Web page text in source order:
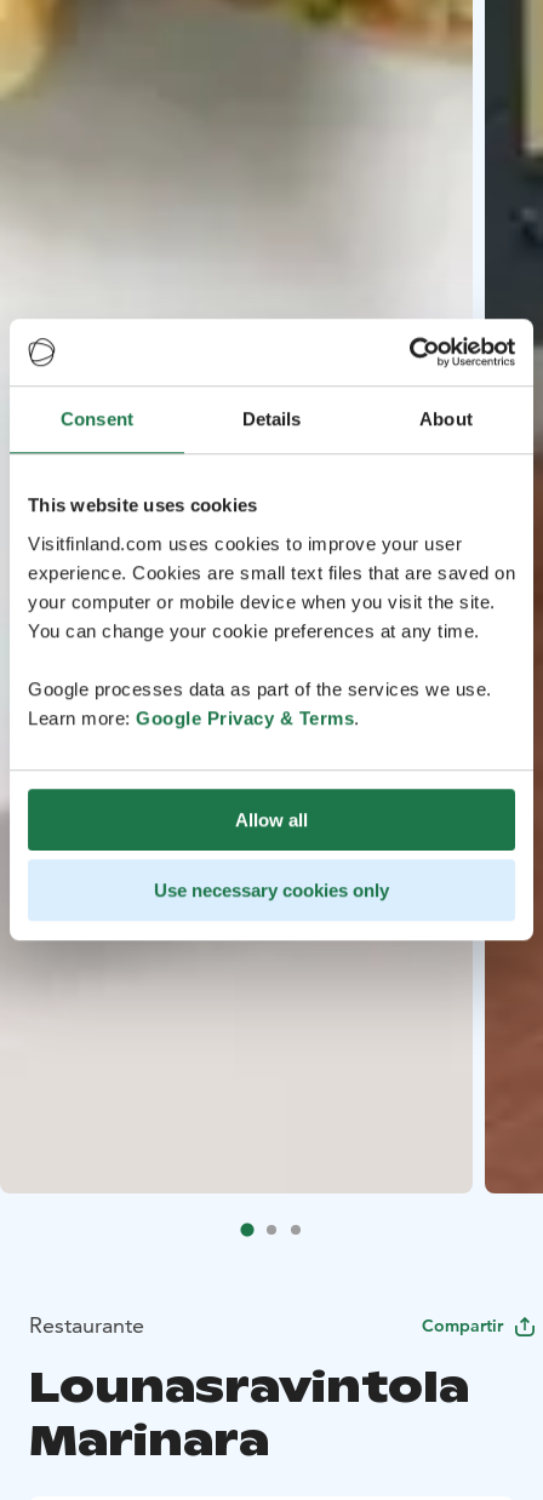
Consent Details About
This website uses cookies
Visitfinland.com uses cookies to improve your user
experience. Cookies are small text files that are saved on
your computer or mobile device when you visit the site.
You can change your cookie preferences at any time.
Google processes data as part of the services we use.
Learn more: Google Privacy & Terms.
Allow all
Use necessary cookies only
Restaurante Compartir
Lounasravintola
Marinara